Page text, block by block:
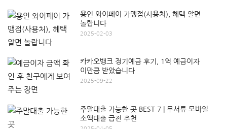
용인 와이페이 가맹점(사용처), 혜택 알면
놀랍니다
2025-02-03
카카오뱅크 정기예금 후기, 1억 예금이자
이만큼 받았습니다
2025-09-22
주말대출 가능한 곳 BEST 7 | 무서류 모바일
소액대출 급전 추천